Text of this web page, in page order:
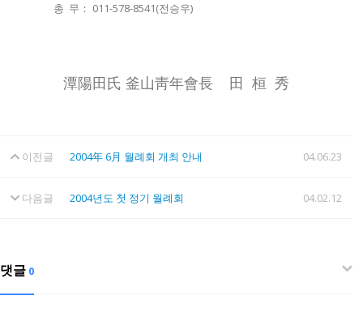
총 무： 011-578-8541(전승우)
潭陽田氏 釜山靑年會長 田 桓 秀
이전글 2004年 6月 월례회 개최 안내 04.06.23
다음글 2004년도 첫 정기 월례회 04.02.12
댓글 0